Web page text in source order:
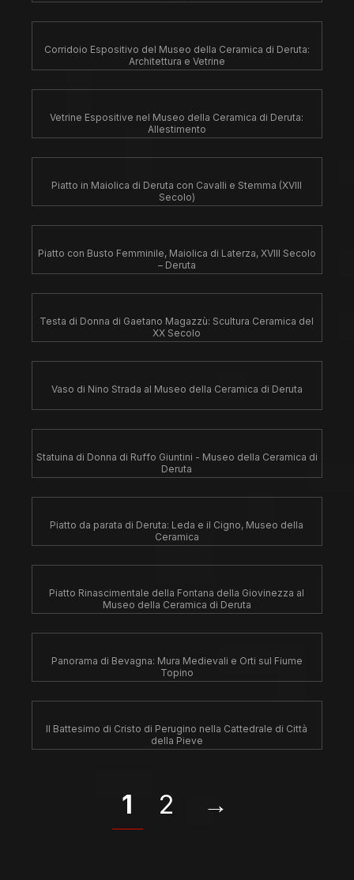
Corridoio Espositivo del Museo della Ceramica di Deruta:
Architettura e Vetrine
Vetrine Espositive nel Museo della Ceramica di Deruta:
Allestimento
Piatto in Maiolica di Deruta con Cavalli e Stemma (XVIII
Secolo)
Piatto con Busto Femminile, Maiolica di Laterza, XVIII Secolo
– Deruta
Testa di Donna di Gaetano Magazzù: Scultura Ceramica del
XX Secolo
Vaso di Nino Strada al Museo della Ceramica di Deruta
Statuina di Donna di Ruffo Giuntini - Museo della Ceramica di
Deruta
Piatto da parata di Deruta: Leda e il Cigno, Museo della
Ceramica
Piatto Rinascimentale della Fontana della Giovinezza al
Museo della Ceramica di Deruta
Panorama di Bevagna: Mura Medievali e Orti sul Fiume
Topino
Il Battesimo di Cristo di Perugino nella Cattedrale di Città
della Pieve
1 2 →